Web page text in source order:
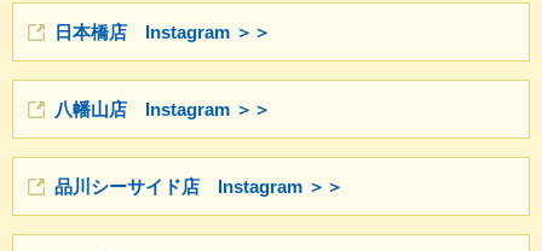
日本橋店 Instagram ＞＞
八幡山店 Instagram ＞＞
品川シーサイド店 Instagram ＞＞